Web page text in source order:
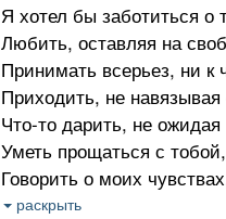
Я хотел бы заботиться о
Любить, оставляя на
Принимать всерьез, ни к
Приходить, не навязывая
Что-то дарить, не ожидая
Уметь прощаться с
Говорить о моих
Не возлагая на тебя
раскрыть